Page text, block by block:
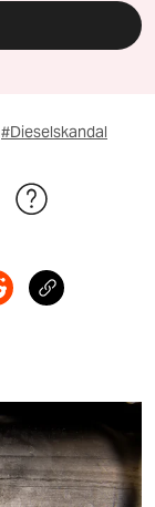
#Dieselskandal